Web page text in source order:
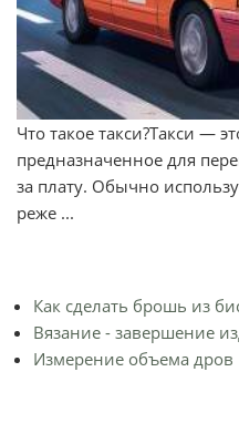
Что такое такси?Такси —
предназначенное для
за плату. Обычно
реже ...
Как сделать брошь из
Вязание - завершение
Измерение объема дров